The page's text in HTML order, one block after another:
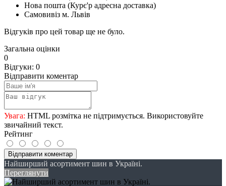
Нова пошта (Курє'р адресна доставка)
Самовивіз м. Львів
Відгуків про цей товар ще не було.
Загальна оцінки
0
Відгуки: 0
Відправити коментар
Увага: HTML розмітка не підтримується. Використовуйте
звичайний текст.
Рейтинг
Відправити коментар
Найширший асортимент шин в Україні.
Переглянути